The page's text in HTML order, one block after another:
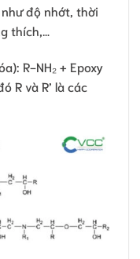
độ nhớt, thời
thích,…
R-NH₂ + Epoxy
R và R’ là các